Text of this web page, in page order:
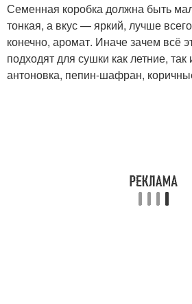
Семенная коробка должна быть
тонкая, а вкус — яркий, лучше
конечно, аромат. Иначе зачем всё
подходят для сушки как летние, так
антоновка, пепин-шафран,